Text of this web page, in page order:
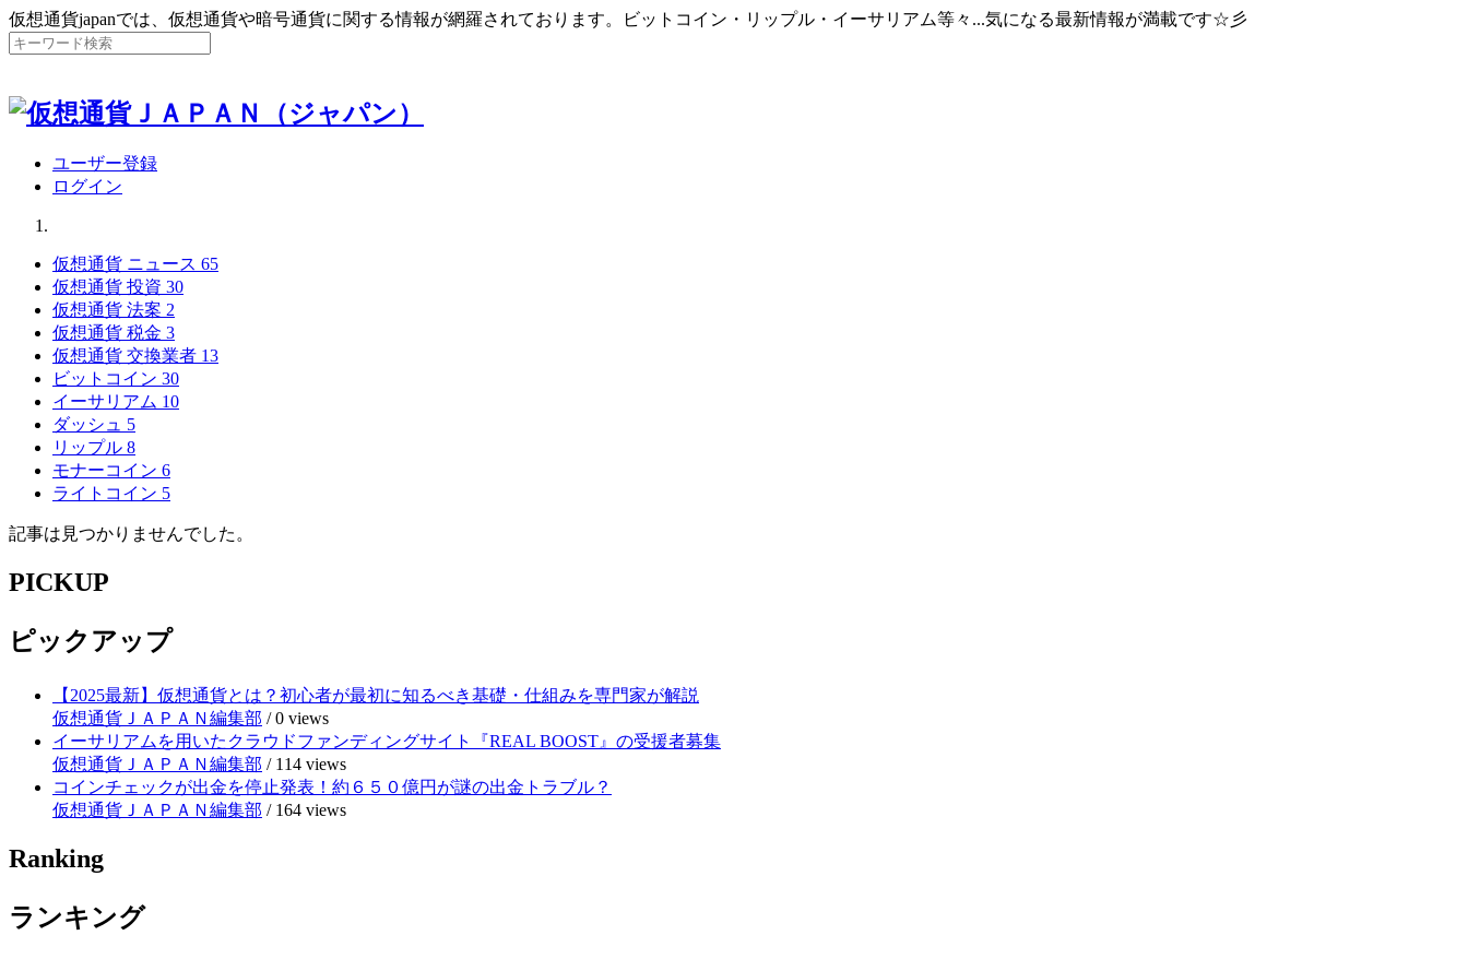
仮想通貨japanでは、仮想通貨や暗号通貨に関する情報が網羅されております。ビットコイン・リップル・イーサリアム等々...気になる最新情報が満載です☆彡
ユーザー登録
ログイン
仮想通貨 ニュース 65
仮想通貨 投資 30
仮想通貨 法案 2
仮想通貨 税金 3
仮想通貨 交換業者 13
ビットコイン 30
イーサリアム 10
ダッシュ 5
リップル 8
モナーコイン 6
ライトコイン 5
記事は見つかりませんでした。
PICKUP
ピックアップ
【2025最新】仮想通貨とは？初心者が最初に知るべき基礎・仕組みを専門家が解説
仮想通貨ＪＡＰＡＮ編集部 /0 views
イーサリアムを用いたクラウドファンディングサイト『REAL BOOST』の受援者募集
仮想通貨ＪＡＰＡＮ編集部 / 114 views
コインチェックが出金を停止発表！約６５０億円が謎の出金トラブル？
仮想通貨ＪＡＰＡＮ編集部 / 164 views
Ranking
ランキング